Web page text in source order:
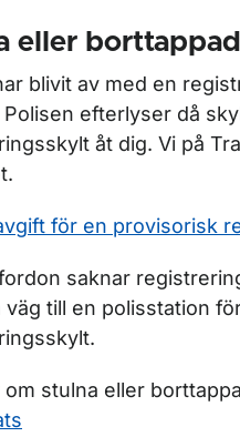
och avgifter
och ägaruppgifter
eller
blivit av med en
Polisen efterlyser då
åt dig. Vi på
för en provisorisk
saknar
väg till en polisstation
om stulna eller